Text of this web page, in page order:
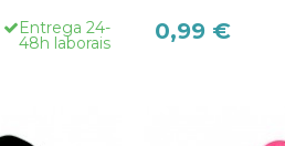
Entrega 24-
48h laborais 0,99 €